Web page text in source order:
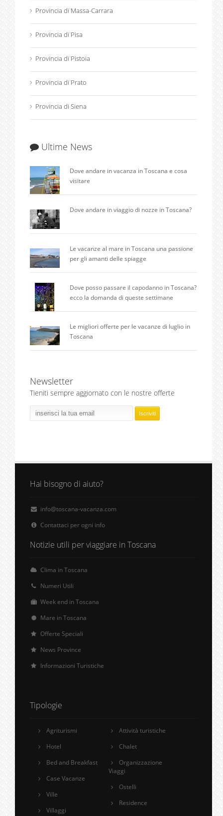
Provincia di Massa-Carrara
Provincia di Pisa
Provincia di Pistoia
Provincia di Prato
Provincia di Siena
Ultime News
Dove andare in vacanza in Toscana e cosa
visitare
Dove andare in viaggio di nozze in Toscana?
Le vacanze al mare in Toscana una passione
per gli amanti delle spiagge
Dove posso passare il capodanno in Toscana?
ecco la domanda di queste settimane
Le migliori offerte per le vacanze di luglio in
Toscana
Newsletter
Tieniti sempre aggiornato con le nostre offerte
Hai bisogno di aiuto?
info@toscana-vacanza.com
Contattaci per ogni info
Notizie utili per viaggiare in Toscana
Clima in Toscana
Numeri Utili
Week end in Toscana
Mare in Toscana
Offerte Speciali
News Province
Informazioni Turistiche
Tipologie
Agriturismi
Hotel
Bed and Breakfast
Case Vacanze
Ville
Villaggi
Attività turistiche
Chalet
Organizzazione
Viaggi
Ostelli
Residence